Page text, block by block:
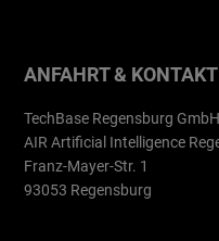
ANFAHRT & KONTAKT
TechBase Regensburg GmbH
AIR Artificial Intelligence
Franz-Mayer-Str. 1
93053 Regensburg